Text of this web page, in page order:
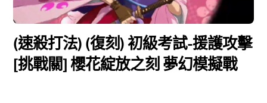
(速殺打法) (復刻) 初級考試-援護攻擊
[挑戰關] 櫻花綻放之刻 夢幻模擬戰